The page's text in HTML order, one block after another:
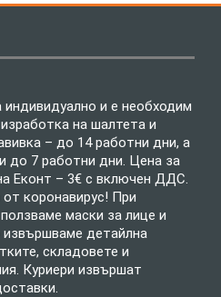
и е необходим
на шалтета и
– до 14 работни дни, а
до 7 работни дни. Цена за
Еконт – 3€ с включен ДДС.
коронавирус! При
маски за лице и
детайлна
складовете и
Куриери извършат